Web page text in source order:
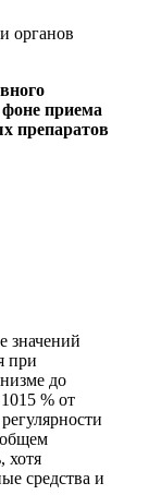
органов
фоне приема
препаратов
значений
при
до
% от
общем
хотя
средства и